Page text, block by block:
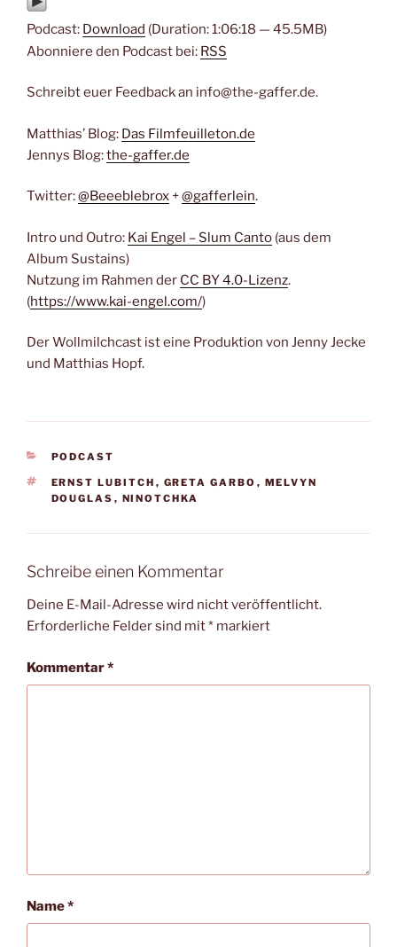
Podcast: Download (Duration: 1:06:18 — 45.5MB)
Abonniere den Podcast bei: RSS
Schreibt euer Feedback an info@the-gaffer.de.
Matthias’ Blog: Das Filmfeuilleton.de
Jennys Blog:the-gaffer.de
Twitter:@Beeeblebrox +@gafferlein.
Intro und Outro: Kai Engel – Slum Canto (aus dem
Album Sustains)
Nutzung im Rahmen der CC BY 4.0-Lizenz.
(https://www.kai-engel.com/)
Der Wollmilchcast ist eine Produktion von Jenny Jecke
und Matthias Hopf.
KATEGORIEN
PODCAST
SCHLAGWÖRTER
ERNST LUBITCH , GRETA GARBO , MELVYN
DOUGLAS , NINOTCHKA
Schreibe einen Kommentar
Deine E-Mail-Adresse wird nicht veröffentlicht.
Erforderliche Felder sind mit* markiert
Kommentar*
Name*